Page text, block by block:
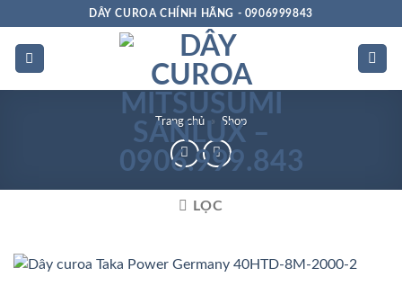
dung
DÂY CUROA CHÍNH HÃNG - 0906999843
Trang chủ » Shop
LỌC